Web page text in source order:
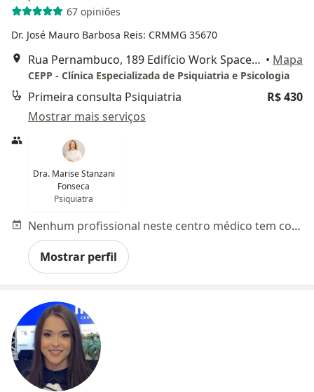
67 opiniões
Dr. José Mauro Barbosa Reis: CRMMG 35670
Rua Pernambuco, 189 Edifício Work Space, sala 1104, Belo Horizonte • Mapa
CEPP - Clínica Especializada de Psiquiatria e Psicologia
Primeira consulta Psiquiatria
R$ 430
Mostrar mais serviços
Dra. Marise Stanzani
Fonseca
Psiquiatra
Nenhum profissional neste centro médico tem consultas disponíveis
Mostrar perfil